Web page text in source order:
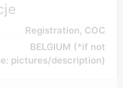
Registration, COC
BELGIUM (*if not
pictures/description)